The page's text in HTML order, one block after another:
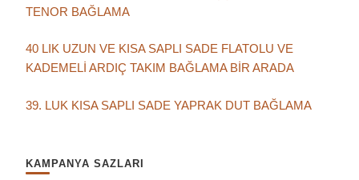
TENOR BAĞLAMA
40 LIK UZUN VE KISA SAPLI SADE FLATOLU VE
KADEMELİ ARDIÇ TAKIM BAĞLAMA BİR ARADA
39. LUK KISA SAPLI SADE YAPRAK DUT BAĞLAMA
KAMPANYA SAZLARI